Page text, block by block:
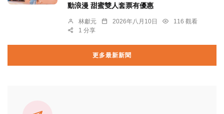
動浪漫 甜蜜雙人套票有優惠
林獻元 2026年八月10日
116 觀看
1 分享
更多最新新聞